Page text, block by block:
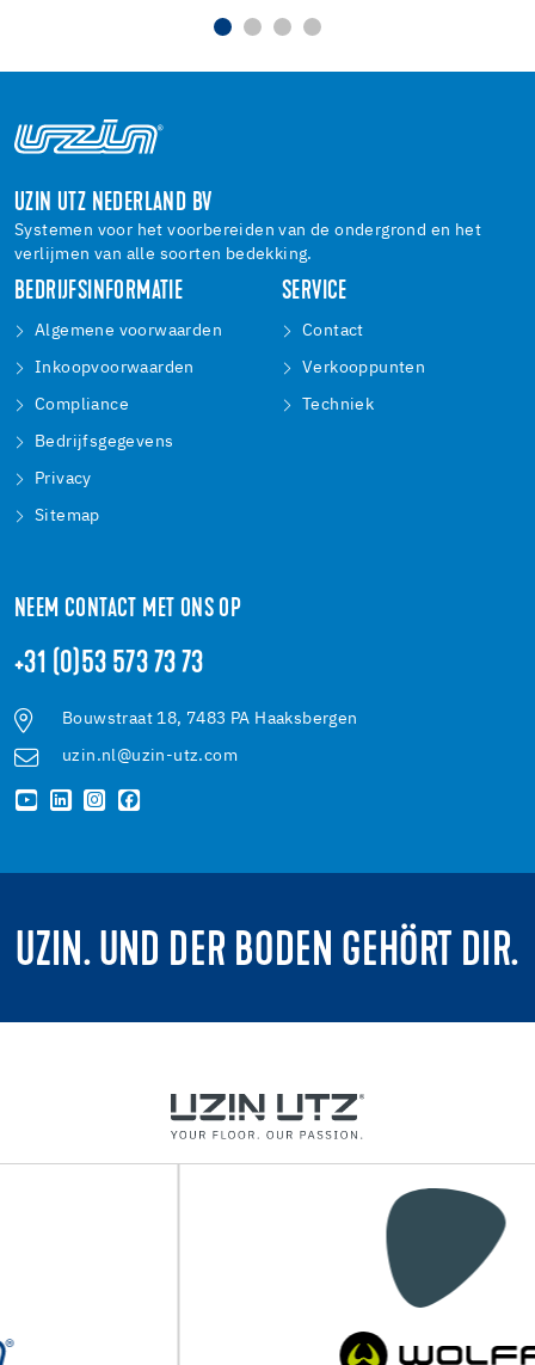
UZIN UTZ NEDERLAND BV
Systemen voor het voorbereiden van de ondergrond en het
verlijmen van alle soorten bedekking.
BEDRIJFSINFORMATIE
Algemene voorwaarden
Inkoopvoorwaarden
Compliance
Bedrijfsgegevens
Privacy
Sitemap
SERVICE
Contact
Verkooppunten
Techniek
NEEM CONTACT MET ONS OP
+31 (0)53 573 73 73
Bouwstraat 18, 7483 PA Haaksbergen
uzin.nl@uzin-utz.com
UZIN. UND DER BODEN GEHÖRT DIR.